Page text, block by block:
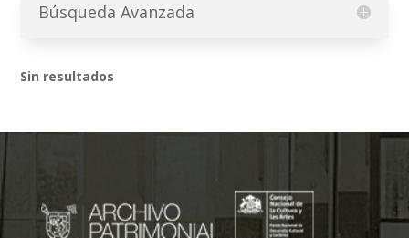
Búsqueda Avanzada
Sin resultados